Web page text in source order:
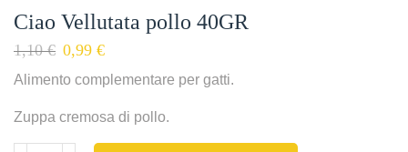
Ciao Vellutata pollo 40GR
1,10€ 0,99 €
Alimento complementare per gatti.
Zuppa cremosa di pollo.